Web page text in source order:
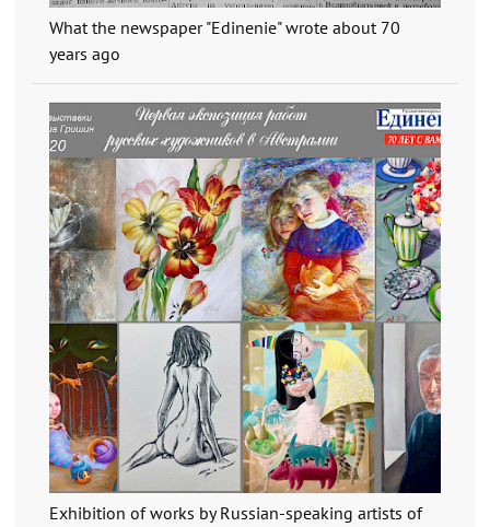
What the newspaper "Edinenie" wrote about 70
years ago
Exhibition of works by Russian-speaking artists of